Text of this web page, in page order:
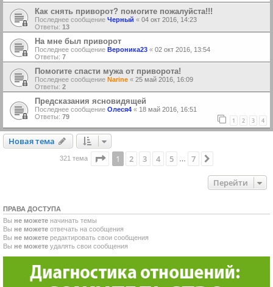
Как снять приворот? помогите пожалуйста!!!
Последнее сообщение Черный « 04 окт 2016, 14:23
Ответы: 13
На мне был приворот
Последнее сообщение Вероника23 « 02 окт 2016, 13:54
Ответы: 7
Помогите спасти мужа от приворота!
Последнее сообщение Narine « 25 май 2016, 16:09
Ответы: 2
Предсказания ясновидящей
Последнее сообщение Олеся4 « 18 май 2016, 16:51
Ответы: 79 1 2 3 4
Новая тема
Новаятема
321 тема Страница из
1 2 3 4 5 7
Перейти
ПРАВА ДОСТУПА
Вы не можете начинать темы
Вы не можете отвечать на сообщения
Вы не можете редактировать свои сообщения
Вы не можете удалять свои сообщения